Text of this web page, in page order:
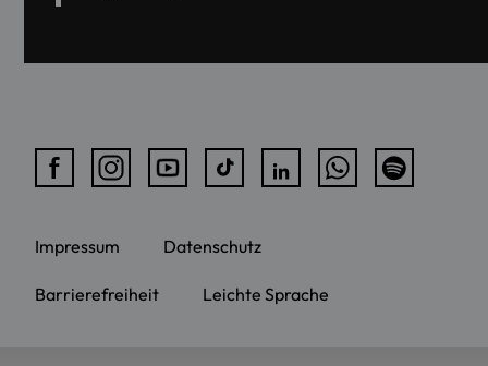
Impressum Datenschutz
Barrierefreiheit Leichte Sprache